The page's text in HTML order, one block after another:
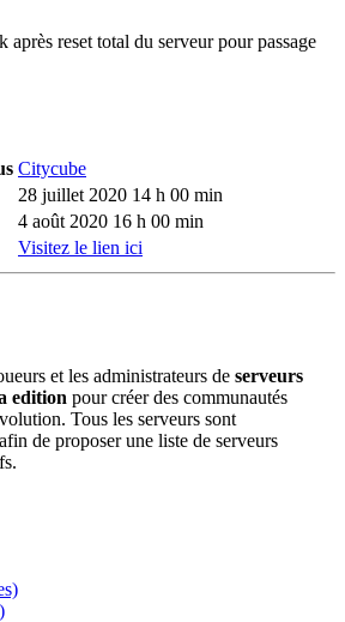
reset total du serveur pour passage
Citycube
28 juillet 2020 14 h 00 min
4 août 2020 16 h 00 min
Visitez le lien ici
et les administrateurs de serveurs
edition pour créer des communautés
Tous les serveurs sont
de proposer une liste de serveurs